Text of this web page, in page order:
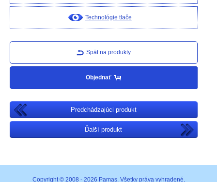
Technológie tlače
Spät na produkty
Objednať
Predchádzajúci produkt
Ďalší produkt
Copyright © 2008 - 2026 Pamas. Všetky práva vyhradené.